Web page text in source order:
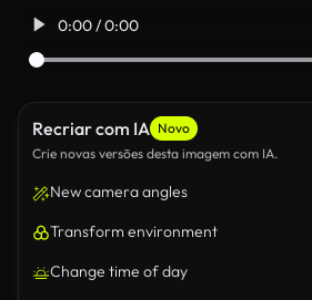
0:00 / 0:00
Recriar com IA Novo
Crie novas versões desta imagem com IA.
New camera angles
Transform environment
Change time of day